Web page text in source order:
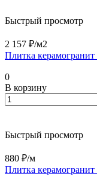
Быстрый просмотр
2 157 ₽/м2
Плитка
0
В корзину
Быстрый просмотр
880 ₽/м
Плитка